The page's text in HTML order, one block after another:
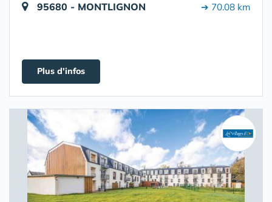
95680 - MONTLIGNON ➔ 70.08 km
Plus d'infos